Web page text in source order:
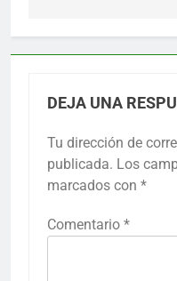
DEJA UNA
Tu dirección de
publicada. Los
marcados con *
Comentario *